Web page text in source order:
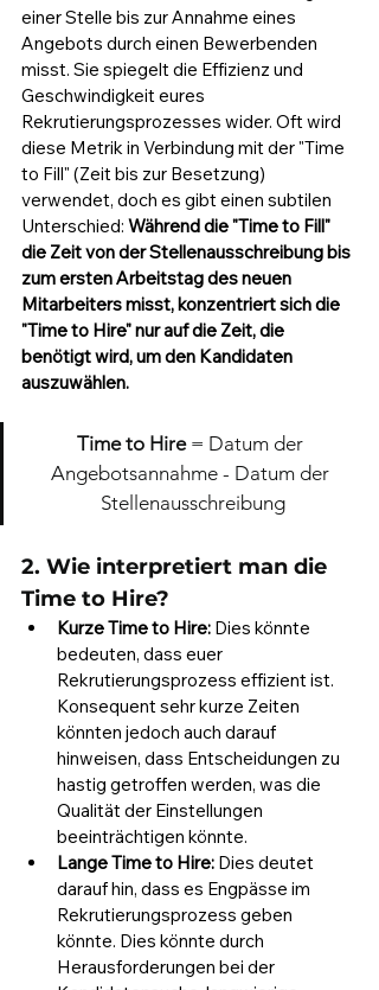
einer Stelle bis zur Annahme eines
Angebots durch einen Bewerbenden
misst. Sie spiegelt die Effizienz und
Geschwindigkeit eures
Rekrutierungsprozesses wider. Oft wird
diese Metrik in Verbindung mit der "Time
to Fill" (Zeit bis zur Besetzung)
verwendet, doch es gibt einen subtilen
Unterschied: Während die "Time to Fill"
die Zeit von der Stellenausschreibung bis
zum ersten Arbeitstag des neuen
Mitarbeiters misst, konzentriert sich die
"Time to Hire" nur auf die Zeit, die
benötigt wird, um den Kandidaten
auszuwählen.
Time to Hire = Datum der
Angebotsannahme - Datum der
Stellenausschreibung
2. Wie interpretiert man die
Time to Hire?
Kurze Time to Hire: Dies könnte
bedeuten, dass euer
Rekrutierungsprozess effizient ist.
Konsequent sehr kurze Zeiten
könnten jedoch auch darauf
hinweisen, dass Entscheidungen zu
hastig getroffen werden, was die
Qualität der Einstellungen
beeinträchtigen könnte.
Lange Time to Hire: Dies deutet
darauf hin, dass es Engpässe im
Rekrutierungsprozess geben
könnte. Dies könnte durch
Herausforderungen bei der